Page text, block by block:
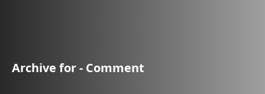
Archive for - Comment